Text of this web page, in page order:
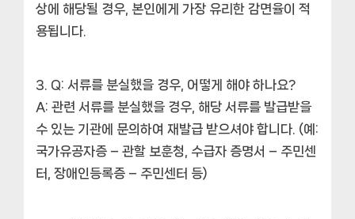
상에 해당될 경우, 본인에게 가장 유리한 감면율이 적
용됩니다.
Q: 서류를 분실했을 경우, 어떻게 해야 하나요?
A: 관련 서류를 분실했을 경우, 해당 서류를 발급받을
수 있는 기관에 문의하여 재발급 받으셔야 합니다. (예:
국가유공자증 – 관할 보훈청, 수급자 증명서 – 주민센
터, 장애인등록증 – 주민센터 등)